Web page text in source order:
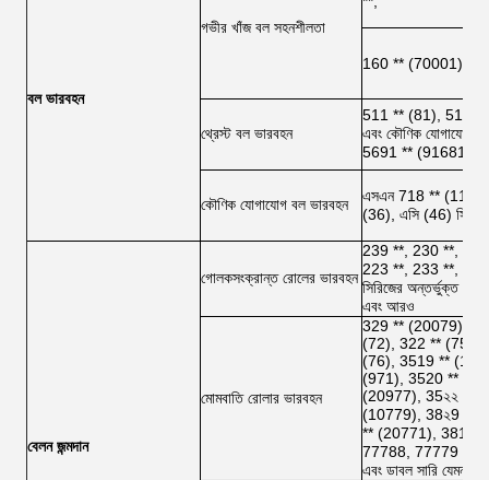
বল ভারবহন
গভীর খাঁজ বল সহনশীলতা
160 ** (70001)
থ্রেস্ট বল ভারবহন
511 ** (81), 512 **
এবং কৌণিক যোগাযোগ
5691 ** (91681),
কৌণিক যোগাযোগ বল ভারবহন
এসএন 718 **
(36), এসি (46)
বেলন জন্মদান
গোলকসংক্রান্ত রোলের ভারবহন
239 **, 230 **,
223 **, 233 **, 213
সিরিজের অন্তর্ভুক্ত
এবং আরও
মোমবাতি রোলার ভারবহন
329 ** (20079),
(72), 322 ** (75),
(76), 3519 **
(971), 3520 **
(20977), 35২২ * *
(10779), 38২9 **
** (20771), 3811
77788, 77779 এবং
এবং ডাবল সারি যেমন